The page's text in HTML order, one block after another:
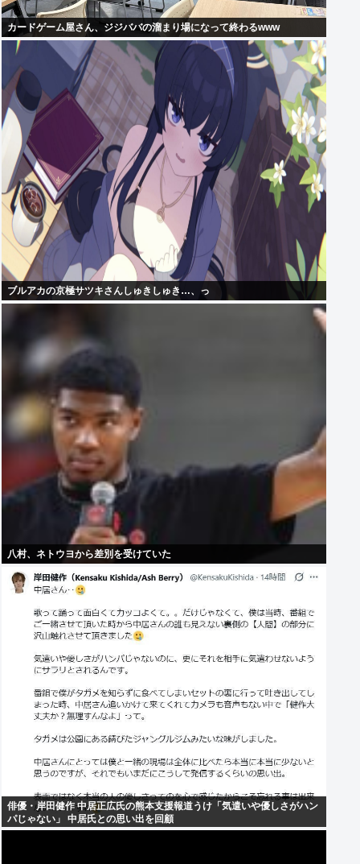
カードゲーム屋さん、ジジババの溜まり場になって終わるwww
ブルアカの京極サツキさんしゅきしゅき…、っ
八村、ネトウヨから差別を受けていた
俳優・岸田健作 中居正広氏の熊本支援報道うけ「気遣いや優しさがハン
パじゃない」 中居氏との思い出を回顧